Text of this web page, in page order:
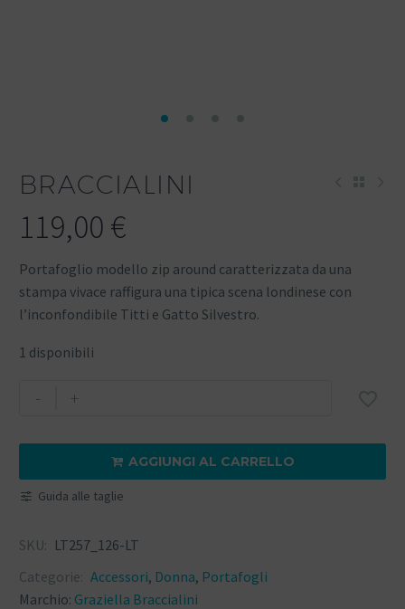
BRACCIALINI
119,00 €
Portafoglio modello zip around caratterizzata da una
stampa vivace raffigura una tipica scena londinese con
l’inconfondibile Titti e Gatto Silvestro.
1 disponibili
- +
 AGGIUNGI AL CARRELLO
Guida alle taglie
SKU: LT257_126-LT
Categorie: Accessori, Donna, Portafogli
Marchio: Graziella Braccialini